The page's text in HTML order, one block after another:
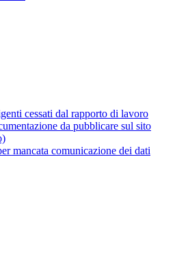
cessati dal rapporto di lavoro
da pubblicare sul sito
mancata comunicazione dei dati